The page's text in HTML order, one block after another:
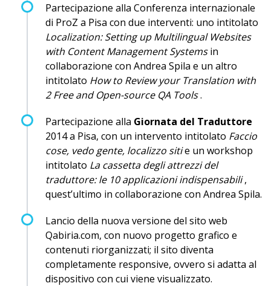
Partecipazione alla Conferenza internazionale
di ProZ a Pisa con due interventi: uno intitolato
Localization: Setting up Multilingual Websites
with Content Management Systemsin
collaborazione con Andrea Spila e un altro
intitolato How to Review your Translation with
2 Free and Open-source QA Tools.
Partecipazione alla Giornata del Traduttore
2014 a Pisa, con un intervento intitolato Faccio
cose, vedo gente, localizzo sitie un workshop
intitolato La cassetta degli attrezzi del
traduttore: le 10 applicazioni indispensabili,
quest’ultimo in collaborazione con Andrea Spila.
Lancio della nuova versione del sito web
Qabiria.com, con nuovo progetto grafico e
contenuti riorganizzati; il sito diventa
completamente responsive, ovvero si adatta al
dispositivo con cui viene visualizzato.